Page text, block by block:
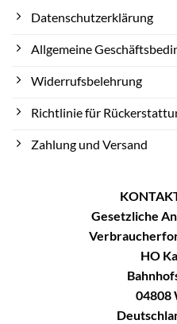
Datenschutzerklärung
Allgemeine
Widerrufsbelehrung
Richtlinie für
Zahlung und Versand
Gesetzliche
HO
04808